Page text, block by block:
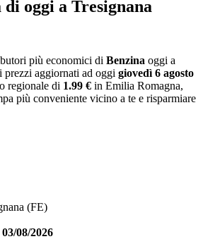
di oggi a Tresignana
più economici di Benzina oggi a
prezzi aggiornati ad oggi giovedì 6 agosto
regionale di 1.99 € in Emilia Romagna,
più conveniente vicino a te e risparmiare
(FE)
03/08/2026